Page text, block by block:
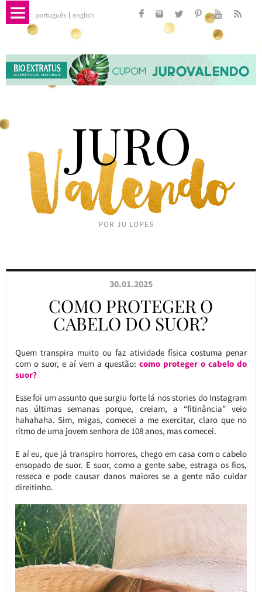
português english
30.01.2025
COMO PROTEGER O
CABELO DO SUOR?
Quem transpira muito ou faz atividade física costuma penar
com o suor, e aí vem a questão:como proteger o cabelo do
suor?
Esse foi um assunto que surgiu forte lá nos stories do Instagram
nas últimas semanas porque, creiam, a “fitinância” veio
hahahaha. Sim, migas, comecei a me exercitar, claro que no
ritmo de uma jovem senhora de 108 anos, mas comecei.
E aí eu, que já transpiro horrores, chego em casa com o cabelo
ensopado de suor. E suor, como a gente sabe, estraga os fios,
resseca e pode causar danos maiores se a gente não cuidar
direitinho.